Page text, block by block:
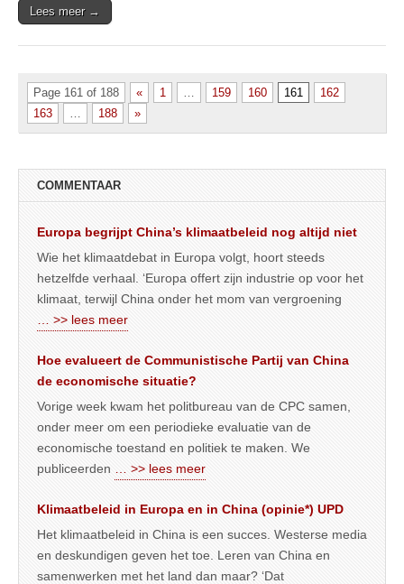
Lees meer →
Page 161 of 188 « 1 159 160 161
162
163
188 »
COMMENTAAR
Europa begrijpt China’s klimaatbeleid nog altijd niet
Wie het klimaatdebat in Europa volgt, hoort steeds
hetzelfde verhaal. ‘Europa offert zijn industrie op voor het
klimaat, terwijl China onder het mom van vergroening
… >> lees meer
Hoe evalueert de Communistische Partij van China
de economische situatie?
Vorige week kwam het politbureau van de CPC samen,
onder meer om een periodieke evaluatie van de
economische toestand en politiek te maken. We
publiceerden
… >> lees meer
Klimaatbeleid in Europa en in China (opinie*) UPD
Het klimaatbeleid in China is een succes. Westerse media
en deskundigen geven het toe. Leren van China en
samenwerken met het land dan maar? ‘Dat